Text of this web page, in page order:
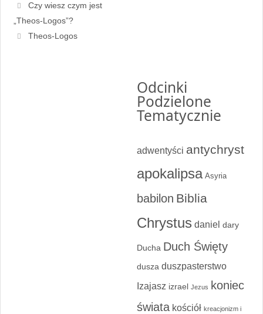
Czy wiesz czym jest
„Theos-Logos”?
Theos-Logos
Odcinki
Podzielone
Tematycznie
adwentyści antychryst
apokalipsa Asyria
babilon Biblia
Chrystus daniel dary
Ducha Duch Święty
dusza duszpasterstwo
Izajasz izrael Jezus
koniec
świata kościół kreacjonizm i